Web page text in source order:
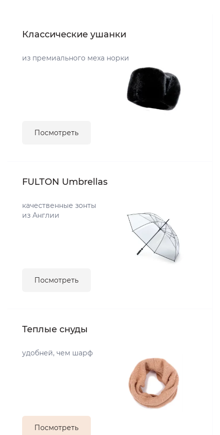
Классические ушанки
из премиального меха норки
Посмотреть
FULTON Umbrellas
качественные зонты
из Англии
Посмотреть
Теплые снуды
удобней, чем шарф
Посмотреть